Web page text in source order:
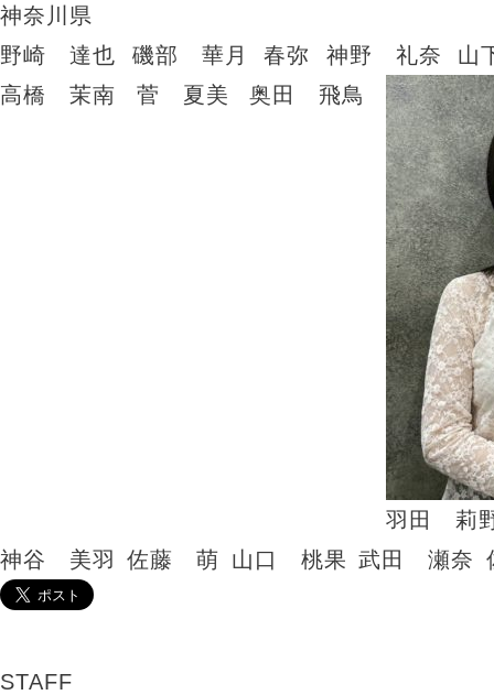
神奈川県
野崎 達也
磯部 華月 春弥 神野 礼奈
山
高橋 茉南
菅 夏美 奥田 飛鳥
羽田 莉
神谷 美羽
佐藤 萌 山口 桃果 武田 瀬奈
STAFF